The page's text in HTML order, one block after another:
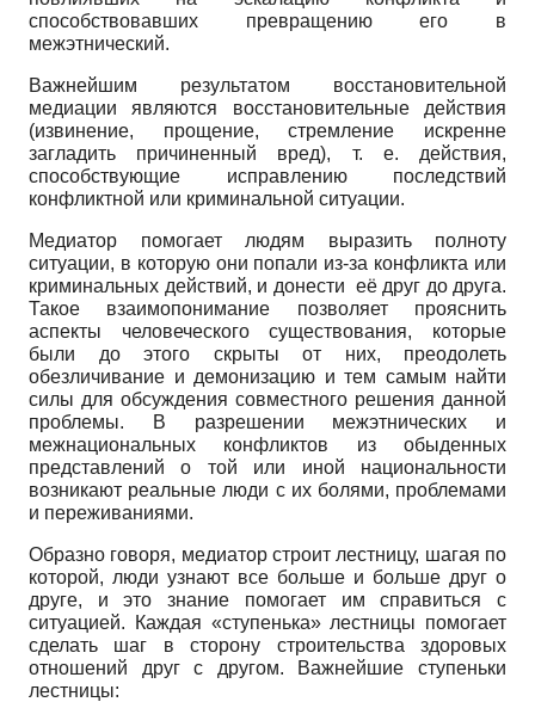
способствовавших превращению его в
межэтнический.
Важнейшим результатом восстановительной
медиации являются восстановительные действия
(извинение, прощение, стремление искренне
загладить причиненный вред), т. е. действия,
способствующие исправлению последствий
конфликтной или криминальной ситуации.
Медиатор помогает людям выразить полноту
ситуации, в которую они попали из-за конфликта или
криминальных действий, и донести её друг до друга.
Такое взаимопонимание позволяет прояснить
аспекты человеческого существования, которые
были до этого скрыты от них, преодолеть
обезличивание и демонизацию и тем самым найти
силы для обсуждения совместного решения данной
проблемы. В разрешении межэтнических и
межнациональных конфликтов из обыденных
представлений о той или иной национальности
возникают реальные люди с их болями, проблемами
и переживаниями.
Образно говоря, медиатор строит лестницу, шагая по
которой, люди узнают все больше и больше друг о
друге, и это знание помогает им справиться с
ситуацией. Каждая «ступенька» лестницы помогает
сделать шаг в сторону строительства здоровых
отношений друг с другом. Важнейшие ступеньки
лестницы: